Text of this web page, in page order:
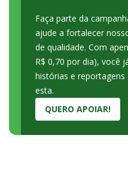
Faça parte da
ajude a fortalecer
de qualidade. Com
R$ 0,70 por dia), você
histórias e
esta.
QUERO APOIAR!